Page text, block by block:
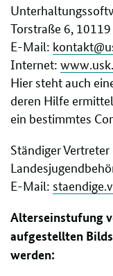
Torstraße 6,
E-Mail:
Internet:
Hier steht auch
deren Hilfe
ein bestimmtes
Ständiger
E-Mail:
Alterseinstufung
aufgestellten
werden: